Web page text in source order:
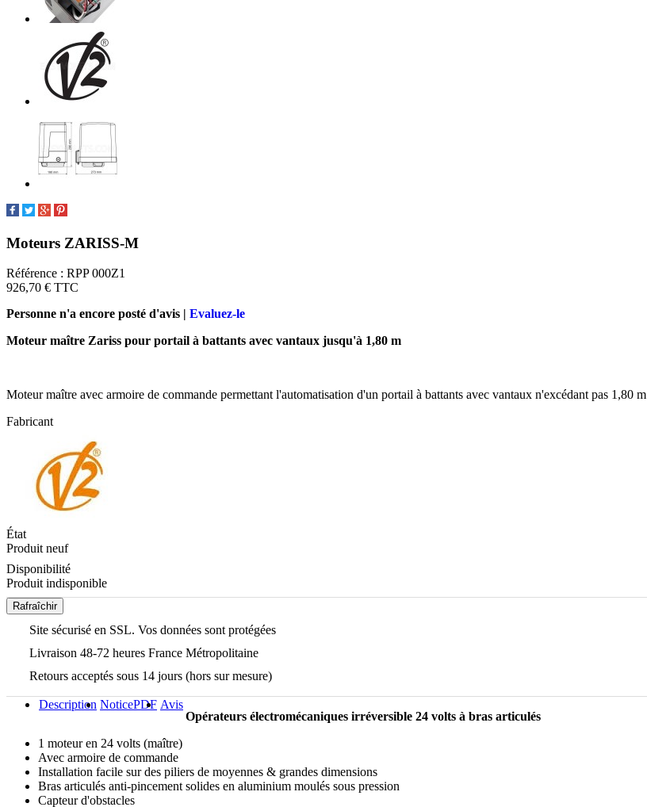
Moteurs ZARISS-M
Référence : RPP 000Z1
926,70 € TTC
Personne n'a encore posté d'avis | Evaluez-le
Moteur maître Zariss pour portail à battants avec vantaux jusqu'à 1,80 m
Moteur maître avec armoire de commande permettant l'automatisation d'un portail à battants avec vantaux n'excédant pas 1,80 m
Fabricant
État
Produit neuf
Disponibilité
Produit indisponible
Site sécurisé en SSL. Vos données sont protégées
Livraison 48-72 heures France Métropolitaine
Retours acceptés sous 14 jours (hors sur mesure)
Description NoticePDF Avis
Opérateurs électromécaniques irréversible 24 volts à bras articulés
1 moteur en 24 volts (maître)
Avec armoire de commande
Installation facile sur des piliers de moyennes & grandes dimensions
Bras articulés anti-pincement solides en aluminium moulés sous pression
Capteur d'obstacles